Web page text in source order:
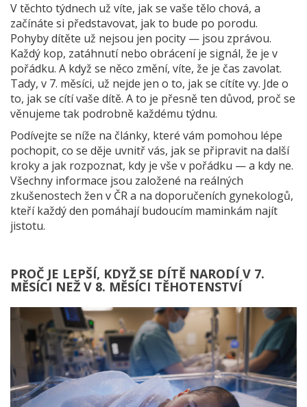
V těchto týdnech už víte, jak se vaše tělo chová, a
začínáte si představovat, jak to bude po porodu.
Pohyby dítěte už nejsou jen pocity — jsou zprávou.
Každý kop, zatáhnutí nebo obrácení je signál, že je v
pořádku. A když se něco změní, víte, že je čas zavolat.
Tady, v 7. měsíci, už nejde jen o to, jak se cítíte vy. Jde o
to, jak se cítí vaše dítě. A to je přesně ten důvod, proč se
věnujeme tak podrobně každému týdnu.
Podívejte se níže na články, které vám pomohou lépe
pochopit, co se děje uvnitř vás, jak se připravit na další
kroky a jak rozpoznat, kdy je vše v pořádku — a kdy ne.
Všechny informace jsou založené na reálných
zkušenostech žen v ČR a na doporučeních gynekologů,
kteří každý den pomáhají budoucím maminkám najít
jistotu.
PROČ JE LEPŠÍ, KDYŽ SE DÍTĚ NARODÍ V 7.
MĚSÍCI NEŽ V 8. MĚSÍCI TĚHOTENSTVÍ